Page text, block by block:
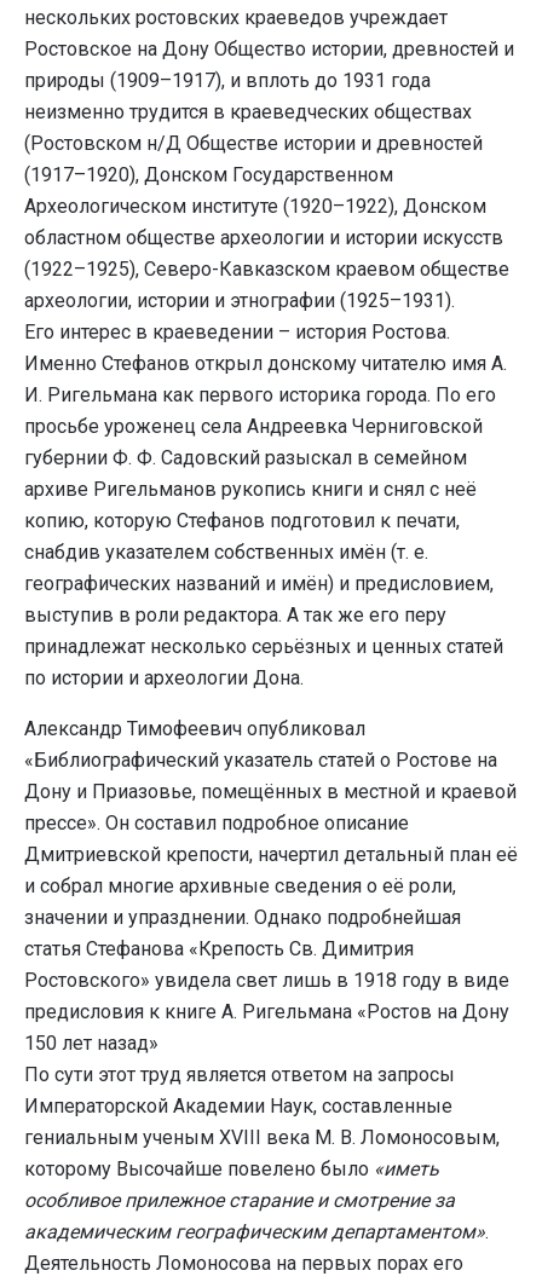
нескольких ростовских краеведов учреждает
Ростовское на Дону Общество истории, древностей и
природы (1909–1917), и вплоть до 1931 года
неизменно трудится в краеведческих обществах
(Ростовском н/Д Обществе истории и древностей
(1917–1920), Донском Государственном
Археологическом институте (1920–1922), Донском
областном обществе археологии и истории искусств
(1922–1925), Северо-Кавказском краевом обществе
археологии, истории и этнографии (1925–1931).
Его интерес в краеведении – история Ростова.
Именно Стефанов открыл донскому читателю имя А.
И. Ригельмана как первого историка города. По его
просьбе уроженец села Андреевка Черниговской
губернии Ф. Ф. Садовский разыскал в семейном
архиве Ригельманов рукопись книги и снял с неё
копию, которую Стефанов подготовил к печати,
снабдив указателем собственных имён (т. е.
географических названий и имён) и предисловием,
выступив в роли редактора. А так же его перу
принадлежат несколько серьёзных и ценных статей
по истории и археологии Дона.
Александр Тимофеевич опубликовал
«Библиографический указатель статей о Ростове на
Дону и Приазовье, помещённых в местной и краевой
прессе». Он составил подробное описание
Дмитриевской крепости, начертил детальный план её
и собрал многие архивные сведения о её роли,
значении и упразднении. Однако подробнейшая
статья Стефанова «Крепость Св. Димитрия
Ростовского» увидела свет лишь в 1918 году в виде
предисловия к книге А. Ригельмана «Ростов на Дону
150 лет назад»
По сути этот труд является ответом на запросы
Императорской Академии Наук, составленные
гениальным ученым XVIII века М. В. Ломоносовым,
которому Высочайше повелено было «иметь
особливое прилежное старание и смотрение за
академическим географическим департаментом».
Деятельность Ломоносова на первых порах его